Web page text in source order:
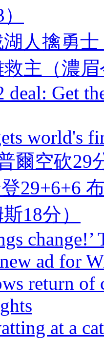
人擒勇士
救主（濃
deal: Get
world's
爾空砍29
29+6+6
18分）
change!’
ad for
return of
at a